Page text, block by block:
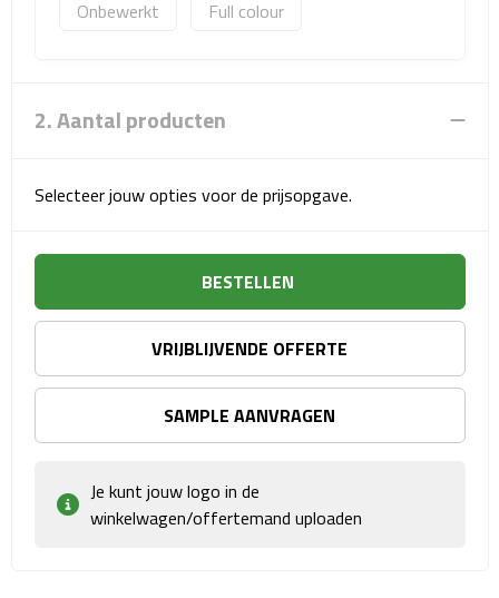
Sport- & Recreatietassen
Schoenentassen
Picknick rugtassen
Lunchtassen
Heuptassen
Matrozentassen
Onbewerkt
Full colour
2. Aantal producten
Selecteer jouw opties voor de prijsopgave.
BESTELLEN
VRIJBLIJVENDE OFFERTE
SAMPLE AANVRAGEN
Je kunt jouw logo in de
winkelwagen/offertemand uploaden